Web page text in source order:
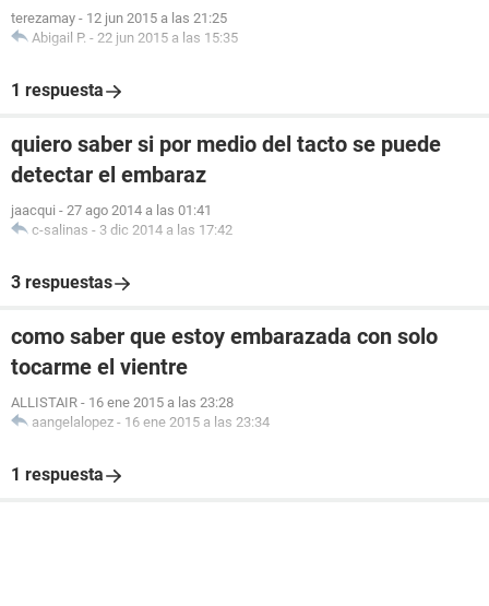
terezamay - 12 jun 2015 a las 21:25
Abigail P. - 22 jun 2015 a las 15:35
1 respuesta
quiero saber si por medio del tacto se puede
detectar el embaraz
jaacqui - 27 ago 2014 a las 01:41
c-salinas - 3 dic 2014 a las 17:42
3 respuestas
como saber que estoy embarazada con solo
tocarme el vientre
ALLISTAIR - 16 ene 2015 a las 23:28
aangelalopez - 16 ene 2015 a las 23:34
1 respuesta